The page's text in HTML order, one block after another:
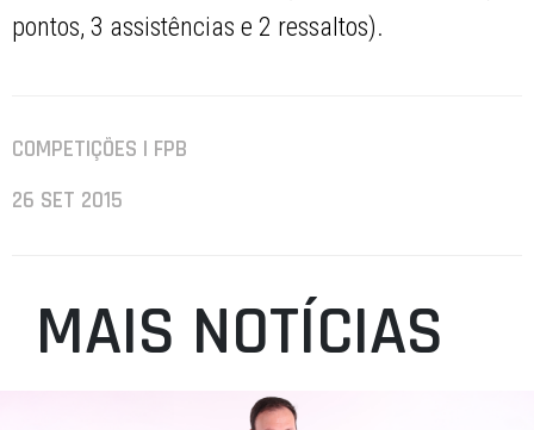
pontos, 3 assistências e 2 ressaltos).
COMPETIÇÕES | FPB
26 SET 2015
MAIS NOTÍCIAS